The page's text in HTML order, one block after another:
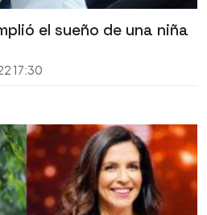
el sueño de una niña
17:30